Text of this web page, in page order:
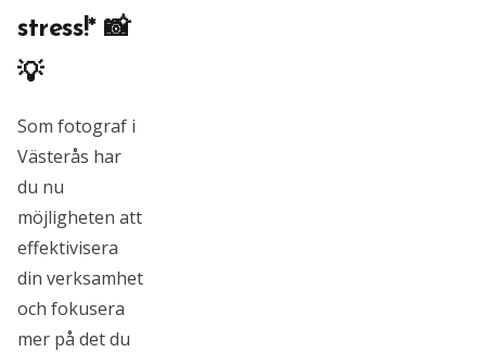
stress!* 📸
💡
Som fotograf i
Västerås har
du nu
möjligheten att
effektivisera
din verksamhet
och fokusera
mer på det du